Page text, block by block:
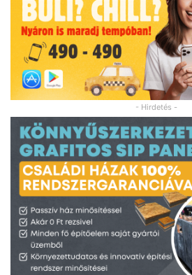
- Hirdetés -